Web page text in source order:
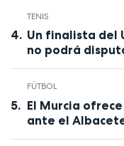
TENIS
Un finalista del
no podrá
FÚTBOL
El Murcia
ante el Albacete